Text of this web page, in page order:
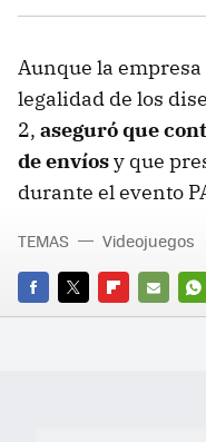
Aunque la
legalidad de los
2, aseguró que
de envíosy que
durante el evento
FACEBOOK
TWITTERFLIPBOARD
E-
TEMAS Videojuegos